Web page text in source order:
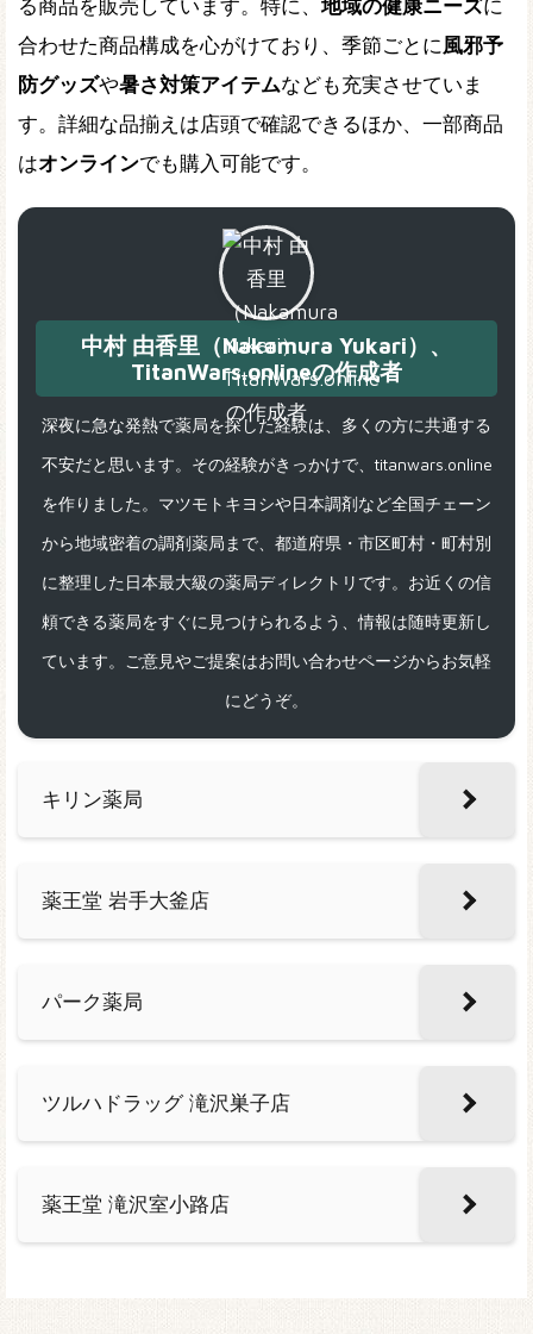
る商品を販売しています。特に、 地域の健康ニーズに
合わせた商品構成を心がけており、季節ごとに 風邪予
防グッズや暑さ対策アイテムなども充実させていま
す。詳細な品揃えは店頭で確認できるほか、一部商品
はオンラインでも購入可能です。
中村 由香里（Nakamura Yukari）、
TitanWars.onlineの作成者
深夜に急な発熱で薬局を探した経験は、多くの方に共通する
不安だと思います。その経験がきっかけで、titanwars.online
を作りました。マツモトキヨシや日本調剤など全国チェーン
から地域密着の調剤薬局まで、都道府県・市区町村・町村別
に整理した日本最大級の薬局ディレクトリです。お近くの信
頼できる薬局をすぐに見つけられるよう、情報は随時更新し
ています。ご意見やご提案はお問い合わせページからお気軽
にどうぞ。
キリン薬局
薬王堂 岩手大釜店
パーク薬局
ツルハドラッグ 滝沢巣子店
薬王堂 滝沢室小路店